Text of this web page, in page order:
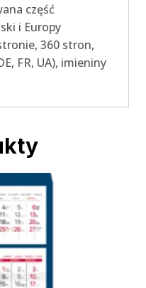
część
i Europy
360 stron,
FR, UA), imieniny